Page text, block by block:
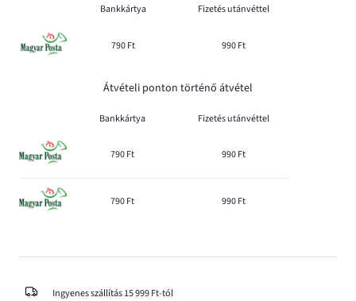
Bankkártya Fizetés utánvéttel
790 Ft 990 Ft
Átvételi ponton történő átvétel
Bankkártya Fizetés utánvéttel
790 Ft 990 Ft
790 Ft 990 Ft
Ingyenes szállítás 15 999 Ft-tól